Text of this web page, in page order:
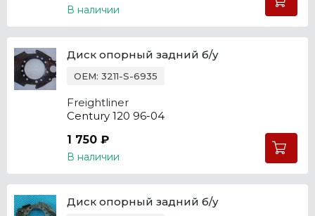
В наличии
Диск опорный задний б/у
OEM: 3211-S-6935
Freightliner
Century 120 96-04
1 750 ₽
В наличии
Диск опорный задний б/у